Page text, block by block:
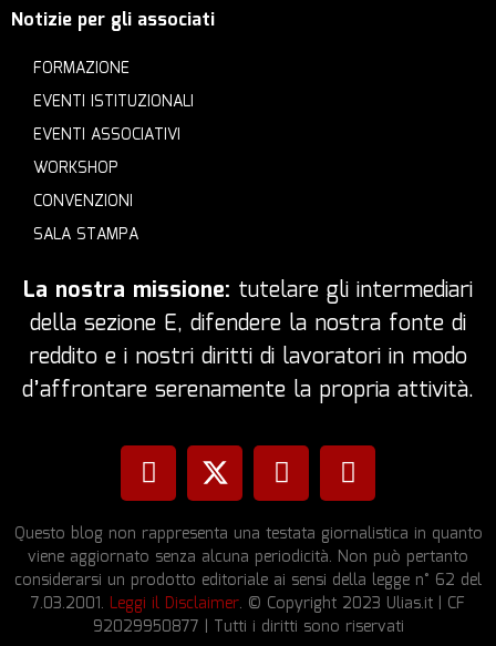
Notizie per gli associati
FORMAZIONE
EVENTI ISTITUZIONALI
EVENTI ASSOCIATIVI
WORKSHOP
CONVENZIONI
SALA STAMPA
La nostra missione: tutelare gli intermediari
della sezione E, difendere la nostra fonte di
reddito e i nostri diritti di lavoratori in modo
d’affrontare serenamente la propria attività.
Questo blog non rappresenta una testata giornalistica in quanto
viene aggiornato senza alcuna periodicità. Non può pertanto
considerarsi un prodotto editoriale ai sensi della legge n° 62 del
7.03.2001. Leggi il Disclaimer. © Copyright 2023 Ulias.it | CF
92029950877 | Tutti i diritti sono riservati